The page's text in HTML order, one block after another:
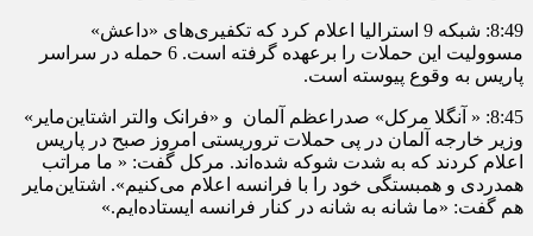
8:49: شبکه 9 استرالیا اعلام کرد که تکفیری‌های «داعش»
مسوولیت این حملات را برعهده گرفته است. 6 حمله در سراسر
پاریس به وقوع پیوسته است.
8:45: « آنگلا مرکل» صدراعظم آلمان و «فرانک والتر اشتاین‌مایر»
وزیر خارجه آلمان در پی حملات تروریستی امروز صبح در پاریس
اعلام کردند که به شدت شوکه شده‌اند. مرکل گفت: « ما مراتب
همدردی و همبستگی خود را با فرانسه اعلام می‌کنیم». اشتاین‌مایر
هم گفت: «ما شانه به شانه در کنار فرانسه ایستاده‌ایم.»